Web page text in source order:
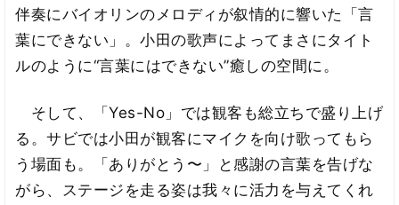
伴奏にバイオリンのメロディが叙情的に響いた「言
葉にできない」。小田の歌声によってまさにタイト
ルのように“言葉にはできない”癒しの空間に。
そして、「Yes-No」では観客も総立ちで盛り上げ
る。サビでは小田が観客にマイクを向け歌ってもら
う場面も。「ありがとう〜」と感謝の言葉を告げな
がら、ステージを走る姿は我々に活力を与えてくれ